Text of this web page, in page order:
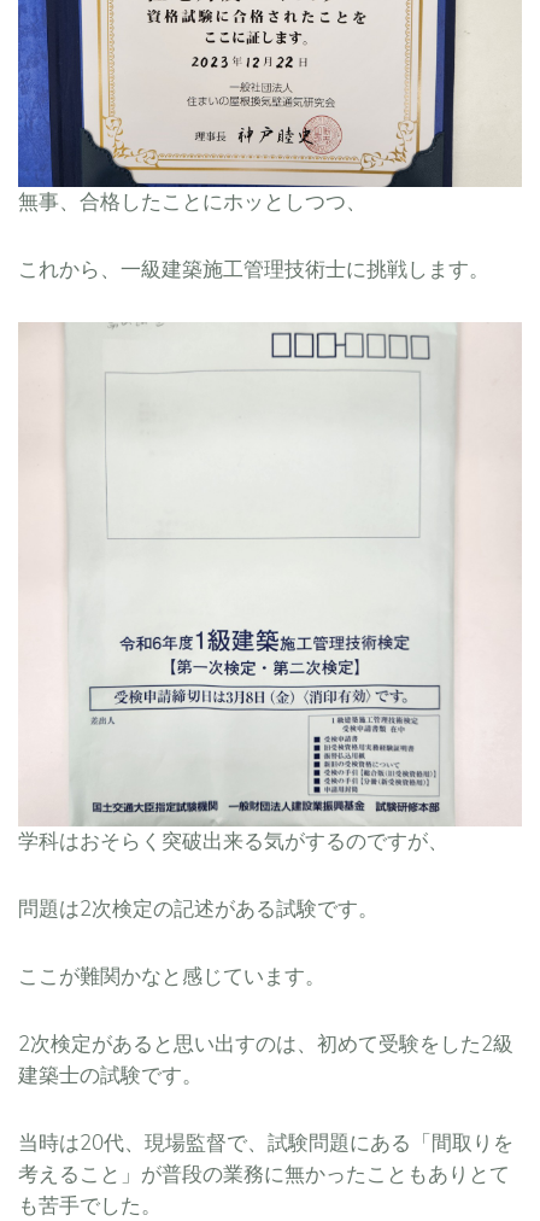
無事、合格したことにホッとしつつ、
これから、一級建築施工管理技術士に挑戦します。
学科はおそらく突破出来る気がするのですが、
問題は2次検定の記述がある試験です。
ここが難関かなと感じています。
2次検定があると思い出すのは、初めて受験をした2級
建築士の試験です。
当時は20代、現場監督で、試験問題にある「間取りを
考えること」が普段の業務に無かったこともありとて
も苦手でした。